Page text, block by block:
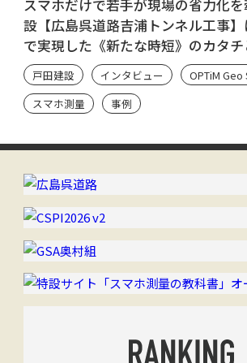
スマホだけで若手が現場の省力化
設【広島呉道路吉浦トンネル工事
で実現した《新たな時短》のカタ
Scan ユーザーのシン・流儀】
戸田建設 インタビュー
OPTiM Geo
スマホ測量
事例